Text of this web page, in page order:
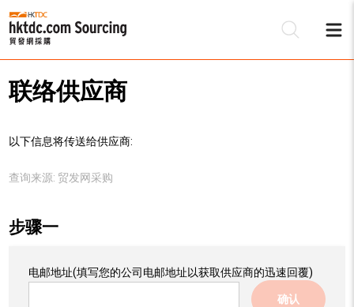
联络供应商
以下信息将传送给供应商:
查询来源: 贸发网采购
步骤一
电邮地址(填写您的公司电邮地址以获取供应商的迅速回覆)
确认